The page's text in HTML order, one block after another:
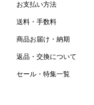
お支払い方法
送料・手数料
商品お届け・納期
返品・交換について
セール・特集一覧